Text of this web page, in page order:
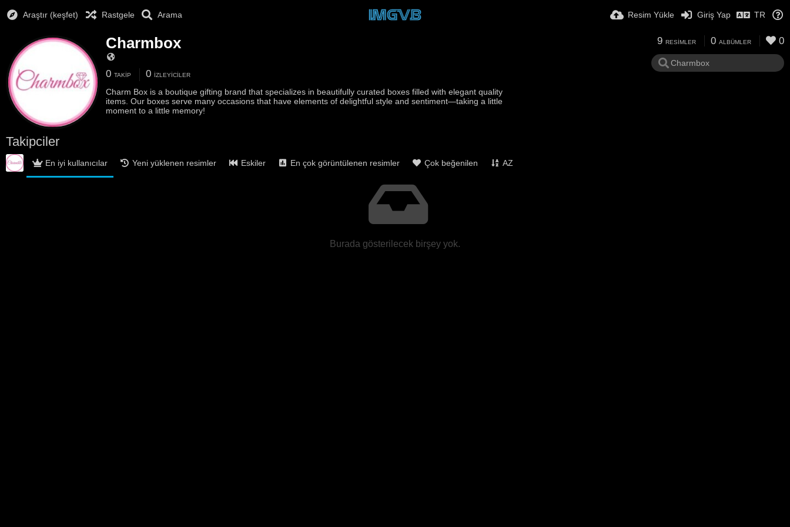
Araştır (keşfet) Rastgele Arama Resim Yükle Giriş Yap TR
Charmbox
0 TAKIP 0 İZLEYICILER
Charm Box is a boutique gifting brand that specializes in beautifully curated boxes filled with elegant quality
items. Our boxes serve many occasions that have elements of delightful style and sentiment—taking a little
moment to a little memory!
9 RESIMLER 0 ALBÜMLER 0
Takipciler
En iyi kullanıcılar Yeni yüklenen resimler Eskiler En çok görüntülenen resimler Çok beğenilen AZ
Burada gösterilecek birşey yok.